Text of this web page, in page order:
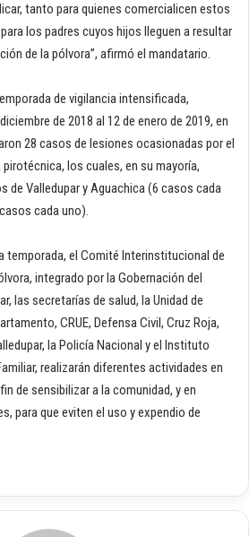
tanto para quienes comercialicen estos
los padres cuyos hijos lleguen a resultar
de la pólvora”, afirmó el mandatario.
de vigilancia intensificada,
de 2018 al 12 de enero de 2019, en
28 casos de lesiones ocasionadas por el
los cuales, en su mayoría,
de Valledupar y Aguachica (6 casos cada
cada uno).
temporada, el Comité Interinstitucional de
integrado por la Gobernación del
las secretarías de salud, la Unidad de
CRUE, Defensa Civil, Cruz Roja,
la Policía Nacional y el Instituto
realizarán diferentes actividades en
de sensibilizar a la comunidad, y en
para que eviten el uso y expendio de